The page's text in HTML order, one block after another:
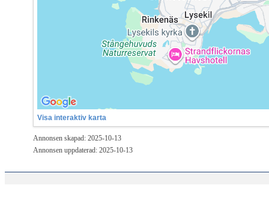
Visa interaktiv karta
Annonsen skapad: 2025-10-13
Annonsen uppdaterad: 2025-10-13